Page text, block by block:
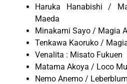
Haruka Hanabishi /
Maeda
Minakami Sayo / Magia
Tenkawa Kaoruko /
Venalita : Misato Fukuen
Matama Akoya / Loco
Nemo Anemo /